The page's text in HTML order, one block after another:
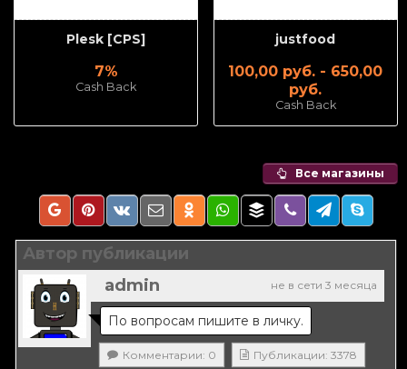
Plesk [CPS]
7%
Cash Back
justfood
100,00 руб. - 650,00
руб.
Cash Back
Все магазины
Автор публикации
не в сети 3 месяца
admin
По вопросам пишите в личку.
Комментарии: 0 Публикации: 3378